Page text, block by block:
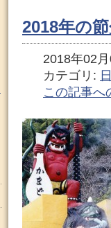
2018年の
2018年02
カテゴリ:
この記事へ